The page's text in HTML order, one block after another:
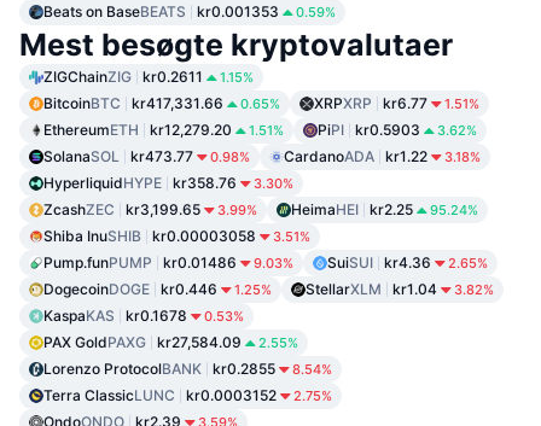
Beats on BaseBEATS kr0.001353 0.59%
Mest besøgte kryptovalutaer
ZIGChainZIG kr0.2611 1.15%
BitcoinBTC kr417,331.66 0.65% XRPXRP kr6.77 1.51%
EthereumETH kr12,279.20 1.51% PiPI kr0.5903 3.62%
SolanaSOL kr473.77 0.98% CardanoADA kr1.22 3.18%
HyperliquidHYPE kr358.76 3.30%
ZcashZEC kr3,199.65 3.99% HeimaHEI kr2.25 95.24%
Shiba InuSHIB kr0.00003058 3.51%
Pump.funPUMP kr0.01486 9.03% SuiSUI kr4.36 2.65%
DogecoinDOGE kr0.446 1.25% StellarXLM kr1.04 3.82%
KaspaKAS kr0.1678 0.53%
PAX GoldPAXG kr27,584.09 2.55%
Lorenzo ProtocolBANK kr0.2855 8.54%
Terra ClassicLUNC kr0.0003152 2.75%
OndoONDO kr2.39 3.59%